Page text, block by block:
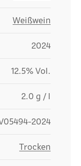
Weißwein
2024
12.5% Vol.
2.0 g / l
2024
Trocken